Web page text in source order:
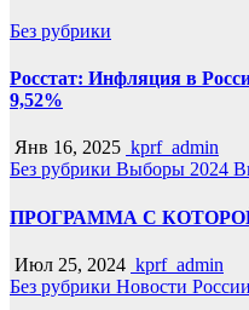
Без рубрики
Росстат: Инфляция в
9,52%
Янв 16, 2025 kprf_admin
Без рубрики Выборы 2024
ПРОГРАММА С
Июл 25, 2024 kprf_admin
Без рубрики Новости России